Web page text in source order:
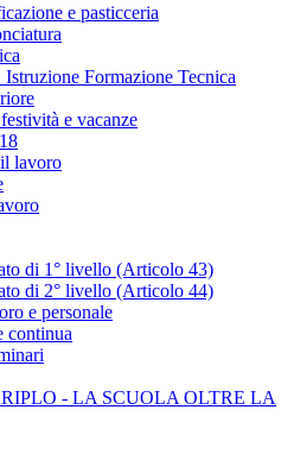
e pasticceria
Formazione Tecnica
e vacanze
lavoro
di 1° livello (Articolo 43)
di 2° livello (Articolo 44)
e personale
continua
- LA SCUOLA OLTRE LA